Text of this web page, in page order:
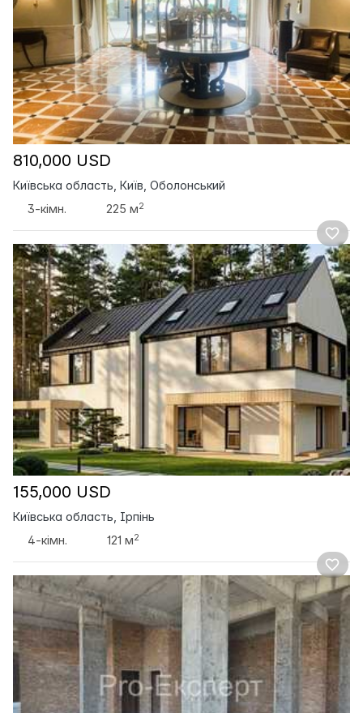
810,000 USD
Київська область, Київ, Оболонський
3-кімн.
225 м2
155,000 USD
Київська область, Ірпінь
4-кімн.
121 м2